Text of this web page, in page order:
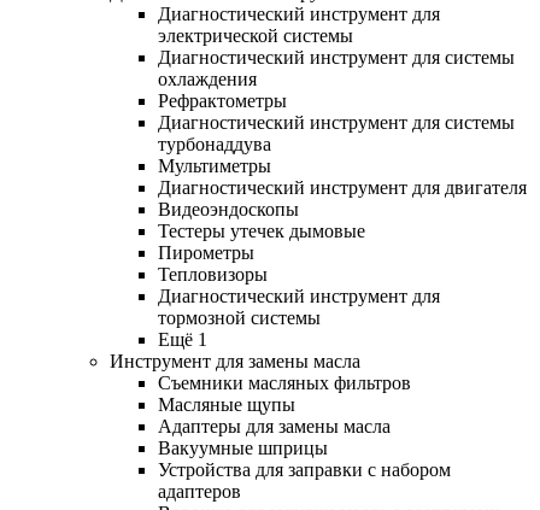
Диагностический инструмент для
электрической системы
Диагностический инструмент для системы
охлаждения
Рефрактометры
Диагностический инструмент для системы
турбонаддува
Мультиметры
Диагностический инструмент для двигателя
Видеоэндоскопы
Тестеры утечек дымовые
Пирометры
Тепловизоры
Диагностический инструмент для
тормозной системы
Ещё 1
Инструмент для замены масла
Съемники масляных фильтров
Масляные щупы
Адаптеры для замены масла
Вакуумные шприцы
Устройства для заправки с набором
адаптеров